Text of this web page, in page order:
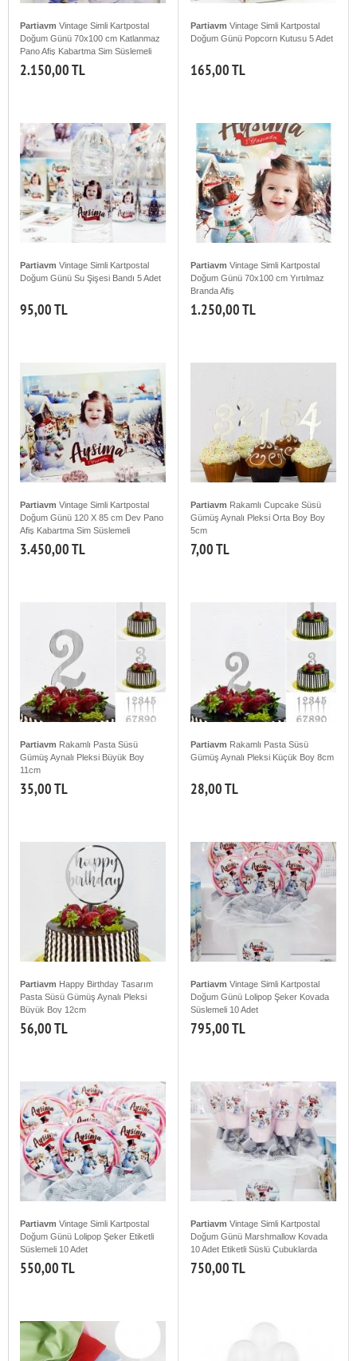
Partiavm Vintage Simli Kartpostal
Doğum Günü 70x100 cm Katlanmaz
Pano Afiş Kabartma Sim Süslemeli
2.150,00 TL
Partiavm Vintage Simli Kartpostal
Doğum Günü Popcorn Kutusu 5 Adet
165,00 TL
Partiavm Vintage Simli Kartpostal
Doğum Günü Su Şişesi Bandı 5 Adet
95,00 TL
Partiavm Vintage Simli Kartpostal
Doğum Günü 70x100 cm Yırtılmaz
Branda Afiş
1.250,00 TL
Partiavm Vintage Simli Kartpostal
Doğum Günü 120 X 85 cm Dev Pano
Afiş Kabartma Sim Süslemeli
3.450,00 TL
Partiavm Rakamlı Cupcake Süsü
Gümüş Aynalı Pleksi Orta Boy Boy
5cm
7,00 TL
Partiavm Rakamlı Pasta Süsü
Gümüş Aynalı Pleksi Büyük Boy
11cm
35,00 TL
Partiavm Rakamlı Pasta Süsü
Gümüş Aynalı Pleksi Küçük Boy 8cm
28,00 TL
Partiavm Happy Birthday Tasarım
Pasta Süsü Gümüş Aynalı Pleksi
Büyük Boy 12cm
56,00 TL
Partiavm Vintage Simli Kartpostal
Doğum Günü Lolipop Şeker Kovada
Süslemeli 10 Adet
795,00 TL
Partiavm Vintage Simli Kartpostal
Doğum Günü Lolipop Şeker Etiketli
Süslemeli 10 Adet
550,00 TL
Partiavm Vintage Simli Kartpostal
Doğum Günü Marshmallow Kovada
10 Adet Etiketli Süslü Çubuklarda
750,00 TL